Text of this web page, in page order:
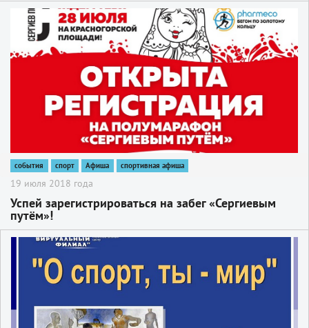
события спорт Афиша спортивная афиша
19 июля 2018 года
Успей зарегистрироваться на забег «Сергиевым
путём»!